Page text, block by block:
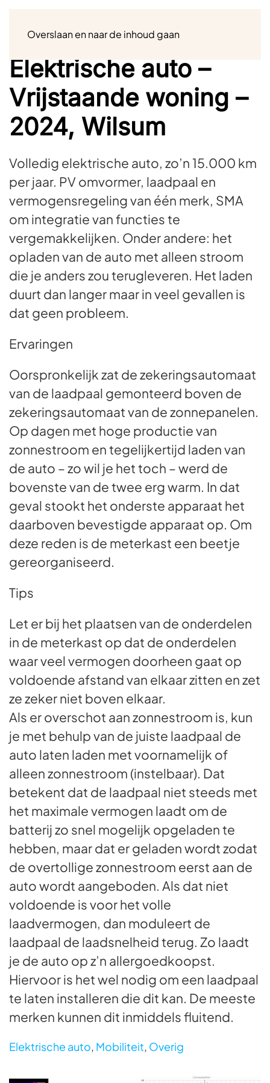
Overslaan en naar de inhoud gaan
Elektrische auto –
Vrijstaande woning –
2024, Wilsum
Volledig elektrische auto, zo’n 15.000 km
per jaar. PV omvormer, laadpaal en
vermogensregeling van één merk, SMA
om integratie van functies te
vergemakkelijken. Onder andere: het
opladen van de auto met alleen stroom
die je anders zou terugleveren. Het laden
duurt dan langer maar in veel gevallen is
dat geen probleem.
Ervaringen
Oorspronkelijk zat de zekeringsautomaat
van de laadpaal gemonteerd boven de
zekeringsautomaat van de zonnepanelen.
Op dagen met hoge productie van
zonnestroom en tegelijkertijd laden van
de auto – zo wil je het toch – werd de
bovenste van de twee erg warm. In dat
geval stookt het onderste apparaat het
daarboven bevestigde apparaat op. Om
deze reden is de meterkast een beetje
gereorganiseerd.
Tips
Let er bij het plaatsen van de onderdelen
in de meterkast op dat de onderdelen
waar veel vermogen doorheen gaat op
voldoende afstand van elkaar zitten en zet
ze zeker niet boven elkaar.
Als er overschot aan zonnestroom is, kun
je met behulp van de juiste laadpaal de
auto laten laden met voornamelijk of
alleen zonnestroom (instelbaar). Dat
betekent dat de laadpaal niet steeds met
het maximale vermogen laadt om de
batterij zo snel mogelijk opgeladen te
hebben, maar dat er geladen wordt zodat
de overtollige zonnestroom eerst aan de
auto wordt aangeboden. Als dat niet
voldoende is voor het volle
laadvermogen, dan moduleert de
laadpaal de laadsnelheid terug. Zo laadt
je de auto op z’n allergoedkoopst.
Hiervoor is het wel nodig om een laadpaal
te laten installeren die dit kan. De meeste
merken kunnen dit inmiddels fluitend.
Elektrische auto, Mobiliteit, Overig